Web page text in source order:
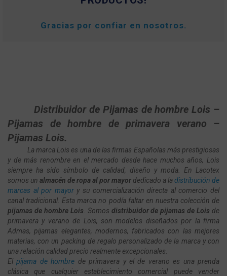
Gracias por confiar en nosotros.
Distribuidor de Pijamas de hombre Lois –
Pijamas de hombre de primavera verano –
Pijamas Lois.
La marca Lois es una de las firmas Españolas más prestigiosas
y de más renombre en el mercado desde hace muchos años, Lois
siempre ha sido símbolo de calidad, diseño y moda. En Lacotex
somos un almacén de ropa al por mayor dedicado a ladistribución de
marcas al por mayory su comercialización directa al comercio del
canal tradicional. Esta marca no podía faltar en nuestra colección de
pijamas de hombre Lois . Somos distribuidor de pijamas de Lois de
primavera y verano de Lois, son modelos diseñados por la firma
Admas, pijamas elegantes, modernos, fabricados con las mejores
materias, con un packing de regalo personalizado de la marca y con
una relación calidad precio realmente excepcionales.
Elpijama de hombre de primavera y el de verano es una prenda
clásica que cualquier establecimiento comercial puede vender